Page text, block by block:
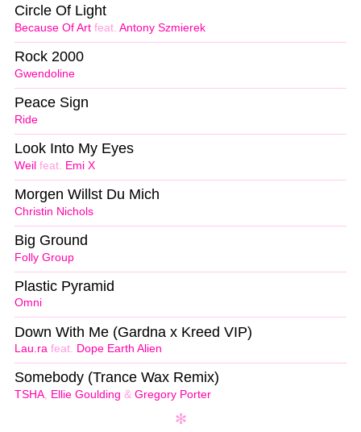
Because Of Art feat. Antony Szmierek
Circle Of Light
Gwendoline
Rock 2000
Ride
Peace Sign
Weil feat. Emi X
Look Into My Eyes
Christin Nichols
Morgen Willst Du Mich
Folly Group
Big Ground
Omni
Plastic Pyramid
Lau.ra feat. Dope Earth Alien
Down With Me (Gardna x Kreed VIP)
TSHA, Ellie Goulding & Gregory Porter
Somebody (Trance Wax Remix)